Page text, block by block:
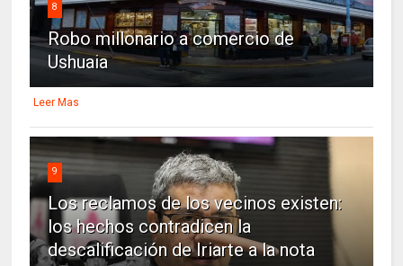
8
Robo millonario a comercio de
Ushuaia
Leer Mas
9
Los reclamos de los vecinos existen:
los hechos contradicen la
descalificación de Iriarte a la nota